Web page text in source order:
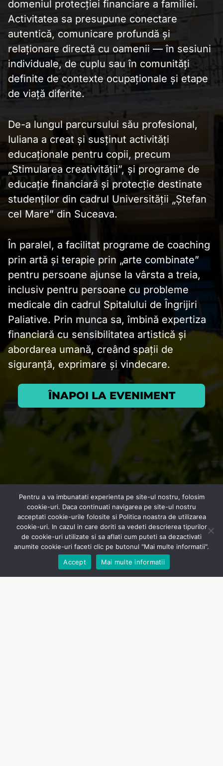
domeniul protecției financiare a familiei.
Activitatea sa presupune conectare
autentică, comunicare profundă și
relaționare directă cu oamenii — în sesiuni
individuale, de cuplu sau în comunități
definite de contexte ocupaționale și etape
de viață diferite.
De-a lungul parcursului său profesional,
Iuliana a creat și susținut activități
educaționale pentru copii, precum
„Stimularea creativității”, și programe de
educație financiară și protecție destinate
studenților din cadrul Universității „Ștefan
cel Mare” din Suceava.
În paralel, a facilitat programe de coaching
prin artă și terapie prin „arte combinate”
pentru persoane ajunse la vârsta a treia,
inclusiv pentru persoane cu probleme
medicale din cadrul Spitalului de Îngrijiri
Paliative. Prin munca sa, îmbină expertiza
financiară cu sensibilitatea artistică și
abordarea umană, creând spații de
siguranță, exprimare și vindecare.
ÎNAPOI LA EVENIMENT
Romanian
English
Pentru a va imbunatati experienta pe site-ul nostru, folosim
cookie-uri. Daca continuati navigarea pe site-ul nostru
acceptati cookie-urile folosite si Politica noastra de utilizarea
cookie-uri. In cazul in care doriti sa vedeti descrierea tipurilor
de cookie-uri utilizate si sa aflati cum puteti sa dezactivati
anumite cookie-uri faceti clic pe butonul "Mai multe informatii".
Accept
Mai multe informatii